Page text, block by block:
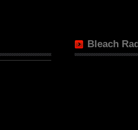
Bleach